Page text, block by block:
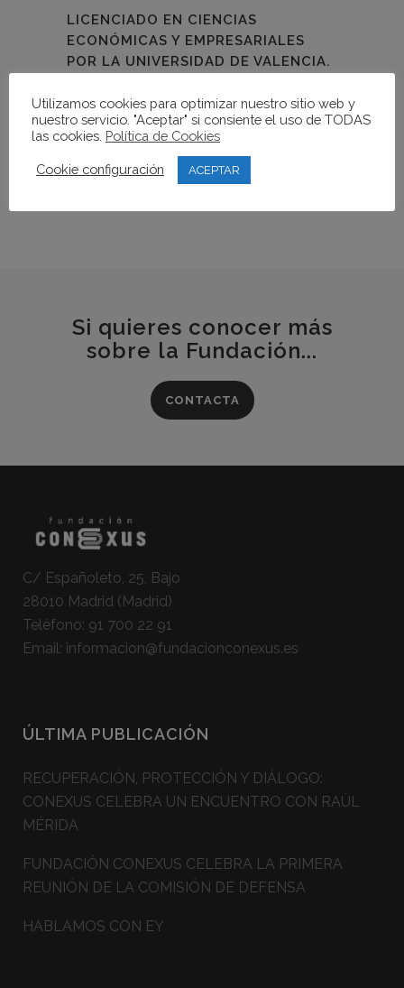
LICENCIADO EN CIENCIAS
ECONÓMICAS Y EMPRESARIALES
POR LA UNIVERSIDAD DE VALENCIA.
MASTER IN BUSINESS
ADMINISTRATION (MBA) POR
BOSTON UNIVERSITY (EEUU).
Si quieres conocer más
sobre la Fundación...
CONTACTA
C/ Españoleto, 25, Bajo
28010 Madrid (Madrid)
Teléfono: 91 700 22 91
Email: informacion@fundacionconexus.es
ÚLTIMA PUBLICACIÓN
RECUPERACIÓN, PROTECCIÓN Y DIÁLOGO:
CONEXUS CELEBRA UN ENCUENTRO CON RAÚL
MÉRIDA
FUNDACIÓN CONEXUS CELEBRA LA PRIMERA
REUNIÓN DE LA COMISIÓN DE DEFENSA
HABLAMOS CON EY
Utilizamos cookies para optimizar nuestro sitio web y
nuestro servicio. "Aceptar" si consiente el uso de TODAS
las cookies. Política de Cookies
Cookie configuración ACEPTAR